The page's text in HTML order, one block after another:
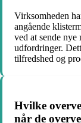
Virksomheden
angående
ved at sende
udfordringer.
tilfredshed og
Hvilke
når de